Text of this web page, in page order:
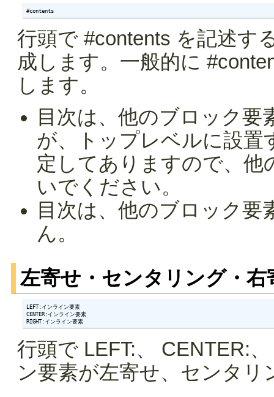
#contents
行頭で #contents を記述す
成します。一般的に
します。
目次は、他のブロック
が、トップレベルに設置
定してありますので、他
いでください。
目次は、他のブロック
ん。
左寄せ・センタリング・右
LEFT:インライン要素
CENTER:インライン要素
RIGHT:インライン要素
行頭で LEFT:、 CENTER:
ン要素が左寄せ、センタ